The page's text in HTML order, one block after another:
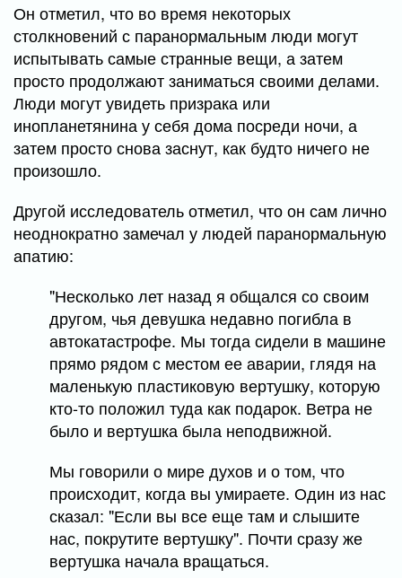
Он отметил, что во время некоторых
столкновений с паранормальным люди могут
испытывать самые странные вещи, а затем
просто продолжают заниматься своими делами.
Люди могут увидеть призрака или
инопланетянина у себя дома посреди ночи, а
затем просто снова заснут, как будто ничего не
произошло.
Другой исследователь отметил, что он сам лично
неоднократно замечал у людей паранормальную
апатию:
"Несколько лет назад я общался со своим
другом, чья девушка недавно погибла в
автокатастрофе. Мы тогда сидели в машине
прямо рядом с местом ее аварии, глядя на
маленькую пластиковую вертушку, которую
кто-то положил туда как подарок. Ветра не
было и вертушка была неподвижной.
Мы говорили о мире духов и о том, что
происходит, когда вы умираете. Один из нас
сказал: "Если вы все еще там и слышите
нас, покрутите вертушку". Почти сразу же
вертушка начала вращаться.